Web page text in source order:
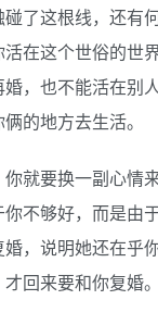
了这根线，还有
在这个世俗的世
，也不能活在别
的地方去生活。
就要换一副心情
不够好，而是由
，说明她还在乎
回来要和你复婚